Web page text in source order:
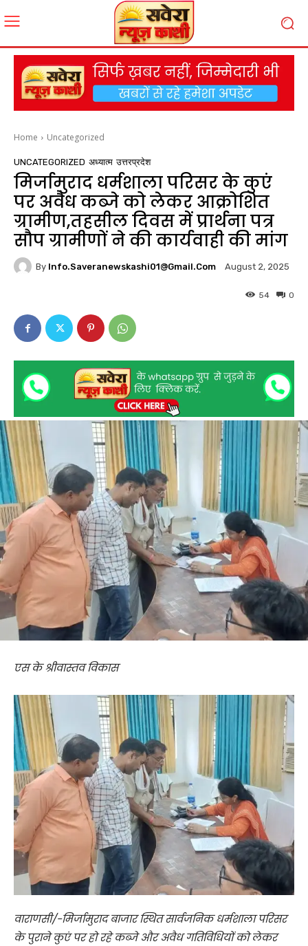
Home Uncategorized
UNCATEGORIZED अध्यात्म उत्तरप्रदेश
मिर्जामुराद धर्मशाला परिसर के कुएं
पर अवैध कब्जे को लेकर आक्रोशित
ग्रामीण,तहसील दिवस में प्रार्थना पत्र
सौप ग्रामीणों ने की कार्यवाही की मांग
By Info.saveranewskashi01@gmail.com August 2, 2025
0
54
एस के श्रीवास्तव विकास
वाराणसी/-मिर्जामुराद बाजार स्थित सार्वजनिक धर्मशाला परिसर
के पुराने कुएं पर हो रहे कब्जे और अवैध गतिविधियों को लेकर